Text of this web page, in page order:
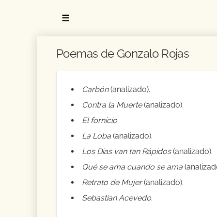
☰
Poemas de Gonzalo Rojas
Carbón(analizado).
Contra la Muerte(analizado).
El fornicio.
La Loba(analizado).
Los Días van tan Rápidos(analizado).
Qué se ama cuando se ama
Retrato de Mujer(analizado).
Sebastían Acevedo.